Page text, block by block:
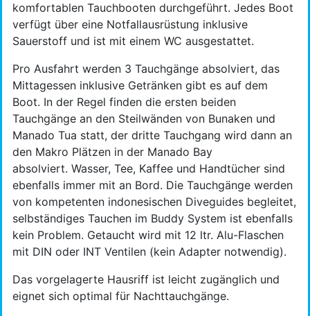
komfortablen Tauchbooten durchgeführt. Jedes Boot
verfügt über eine Notfallausrüstung inklusive
Sauerstoff und ist mit einem WC ausgestattet.
Pro Ausfahrt werden 3 Tauchgänge absolviert, das
Mittagessen inklusive Getränken gibt es auf dem
Boot. In der Regel finden die ersten beiden
Tauchgänge an den Steilwänden von Bunaken und
Manado Tua statt, der dritte Tauchgang wird dann an
den Makro Plätzen in der Manado Bay
absolviert. Wasser, Tee, Kaffee und Handtücher sind
ebenfalls immer mit an Bord. Die Tauchgänge werden
von kompetenten indonesischen Diveguides begleitet,
selbständiges Tauchen im Buddy System ist ebenfalls
kein Problem. Getaucht wird mit 12 ltr. Alu-Flaschen
mit DIN oder INT Ventilen (kein Adapter notwendig).
Das vorgelagerte Hausriff ist leicht zugänglich und
eignet sich optimal für Nachttauchgänge.